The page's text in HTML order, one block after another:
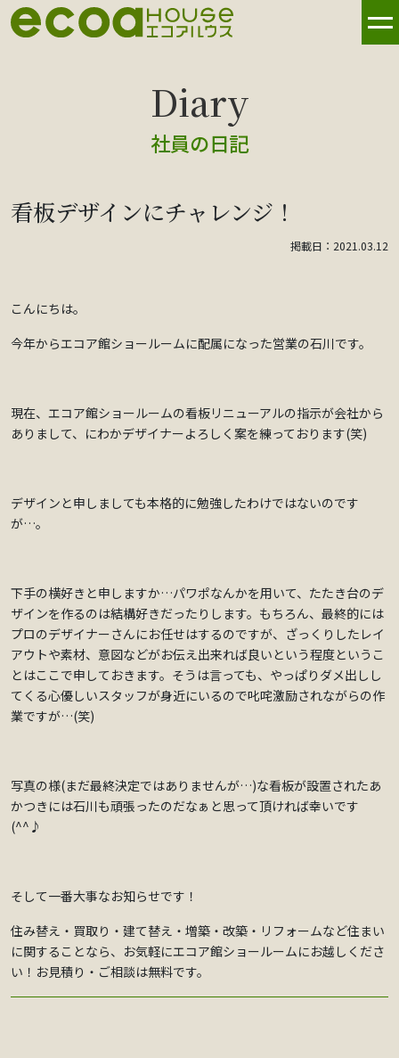
社員の日記
看板デザインにチャレンジ！
掲載日：2021.03.12
こんにちは。
今年からエコア館ショールームに配属になった営業の石川です。
現在、エコア館ショールームの看板リニューアルの指示が会社から
ありまして、にわかデザイナーよろしく案を練っております(笑)
デザインと申しましても本格的に勉強したわけではないのです
が…。
下手の横好きと申しますか…パワポなんかを用いて、たたき台のデ
ザインを作るのは結構好きだったりします。もちろん、最終的には
プロのデザイナーさんにお任せはするのですが、ざっくりしたレイ
アウトや素材、意図などがお伝え出来れば良いという程度というこ
とはここで申しておきます。そうは言っても、やっぱりダメ出しし
てくる心優しいスタッフが身近にいるので叱咤激励されながらの作
業ですが…(笑)
写真の様(まだ最終決定ではありませんが…)な看板が設置されたあ
かつきには石川も頑張ったのだなぁと思って頂ければ幸いです
(^^♪
そして一番大事なお知らせです！
住み替え・買取り・建て替え・増築・改築・リフォームなど住まい
に関することなら、お気軽にエコア館ショールームにお越しくださ
い！お見積り・ご相談は無料です。